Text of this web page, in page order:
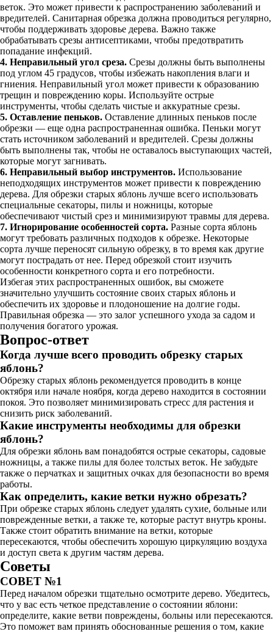
веток. Это может привести к распространению заболеваний и
вредителей. Санитарная обрезка должна проводиться регулярно,
чтобы поддерживать здоровье дерева. Важно также
обрабатывать срезы антисептиками, чтобы предотвратить
попадание инфекций.
4. Неправильный угол среза. Срезы должны быть выполнены
под углом 45 градусов, чтобы избежать накопления влаги и
гниения. Неправильный угол может привести к образованию
трещин и повреждению коры. Используйте острые
инструменты, чтобы сделать чистые и аккуратные срезы.
5. Оставление пеньков. Оставление длинных пеньков после
обрезки — еще одна распространенная ошибка. Пеньки могут
стать источником заболеваний и вредителей. Срезы должны
быть выполнены так, чтобы не оставалось выступающих частей,
которые могут загнивать.
6. Неправильный выбор инструментов. Использование
неподходящих инструментов может привести к повреждению
дерева. Для обрезки старых яблонь лучше всего использовать
специальные секаторы, пилы и ножницы, которые
обеспечивают чистый срез и минимизируют травмы для дерева.
7. Игнорирование особенностей сорта. Разные сорта яблонь
могут требовать различных подходов к обрезке. Некоторые
сорта лучше переносят сильную обрезку, в то время как другие
могут пострадать от нее. Перед обрезкой стоит изучить
особенности конкретного сорта и его потребности.
Избегая этих распространенных ошибок, вы сможете
значительно улучшить состояние своих старых яблонь и
обеспечить их здоровье и плодоношение на долгие годы.
Правильная обрезка — это залог успешного ухода за садом и
получения богатого урожая.
Вопрос-ответ
Когда лучше всего проводить обрезку старых
яблонь?
Обрезку старых яблонь рекомендуется проводить в конце
октября или начале ноября, когда дерево находится в состоянии
покоя. Это позволяет минимизировать стресс для растения и
снизить риск заболеваний.
Какие инструменты необходимы для обрезки
яблонь?
Для обрезки яблонь вам понадобятся острые секаторы, садовые
ножницы, а также пилы для более толстых веток. Не забудьте
также о перчатках и защитных очках для безопасности во время
работы.
Как определить, какие ветки нужно обрезать?
При обрезке старых яблонь следует удалять сухие, больные или
поврежденные ветки, а также те, которые растут внутрь кроны.
Также стоит обратить внимание на ветки, которые
пересекаются, чтобы обеспечить хорошую циркуляцию воздуха
и доступ света к другим частям дерева.
Советы
СОВЕТ №1
Перед началом обрезки тщательно осмотрите дерево. Убедитесь,
что у вас есть четкое представление о состоянии яблони:
определите, какие ветви повреждены, больны или пересекаются.
Это поможет вам принять обоснованные решения о том, какие